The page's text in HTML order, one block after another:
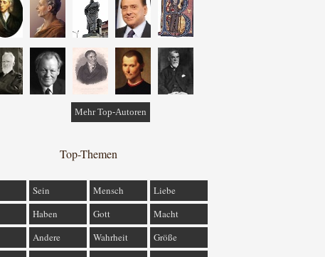
Mehr Top-Autoren
Top-Themen
Sein Mensch
Liebe
Haben Gott
Macht
Andere Wahrheit
Größe